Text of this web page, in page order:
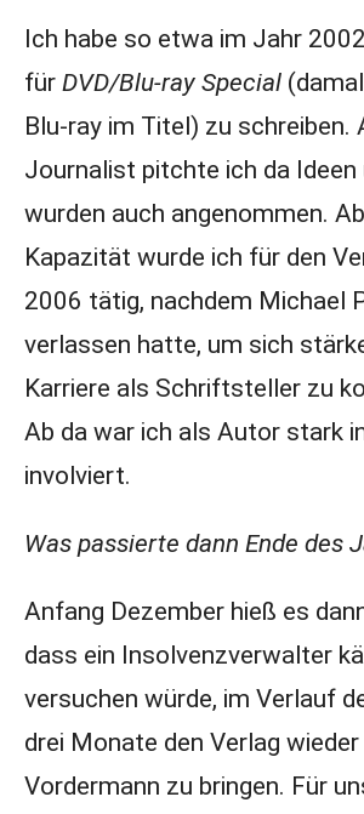
Ich habe so etwa im Jahr
für DVD/Blu-ray Special
Blu-ray im Titel) zu schreiben.
Journalist pitchte ich da Ideen
wurden auch angenommen.
Kapazität wurde ich für den
2006 tätig, nachdem Michael
verlassen hatte, um sich
Karriere als Schriftsteller zu
Ab da war ich als Autor stark
involviert.
Was passierte dann Ende des
Anfang Dezember hieß es
dass ein Insolvenzverwalter
versuchen würde, im Verlauf
drei Monate den Verlag
Vordermann zu bringen. Für